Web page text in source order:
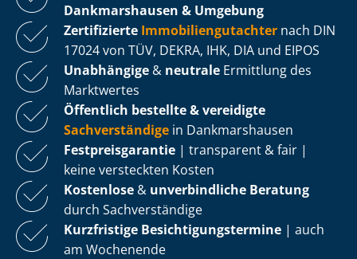
Dankmarshausen & Umgebung
Zertifizierte Im­mo­bi­li­en­gut­ach­ter nach DIN
17024 von TÜV, DEKRA, IHK, DIA und EIPOS
Unabhängige & neutrale Ermittlung des
Marktwertes
Öffentlich bestellte & vereidigte
Sachverständige in Dankmarshausen
Fest­preis­ga­ran­tie | transparent & fair |
keine versteckten Kosten
Kostenlose & unverbindliche Beratung
durch Sachverständige
Kurzfristige Be­sich­ti­gungs­ter­mi­ne | auch
am Wochenende